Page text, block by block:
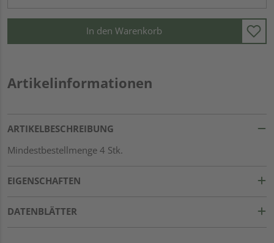
In den Warenkorb
Artikelinformationen
ARTIKELBESCHREIBUNG
Mindestbestellmenge 4 Stk.
EIGENSCHAFTEN
DATENBLÄTTER